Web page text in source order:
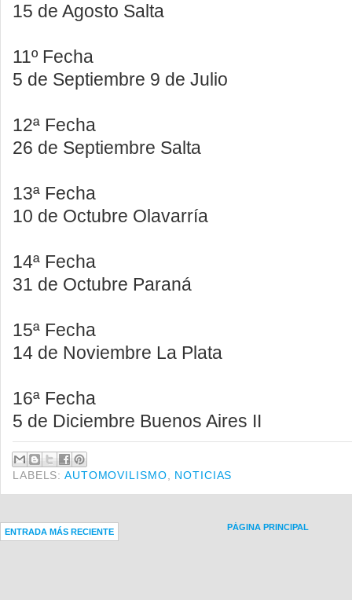
15 de Agosto Salta
11º Fecha
5 de Septiembre 9 de Julio
12ª Fecha
26 de Septiembre Salta
13ª Fecha
10 de Octubre Olavarría
14ª Fecha
31 de Octubre Paraná
15ª Fecha
14 de Noviembre La Plata
16ª Fecha
5 de Diciembre Buenos Aires II
LABELS:AUTOMOVILISMO NOTICIAS
ENTRADA MÁS RECIENTE PÁGINA PRINCIPAL